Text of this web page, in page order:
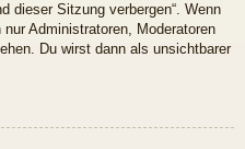
dieser Sitzung verbergen“. Wenn
Administratoren, Moderatoren
Du wirst dann als unsichtbarer